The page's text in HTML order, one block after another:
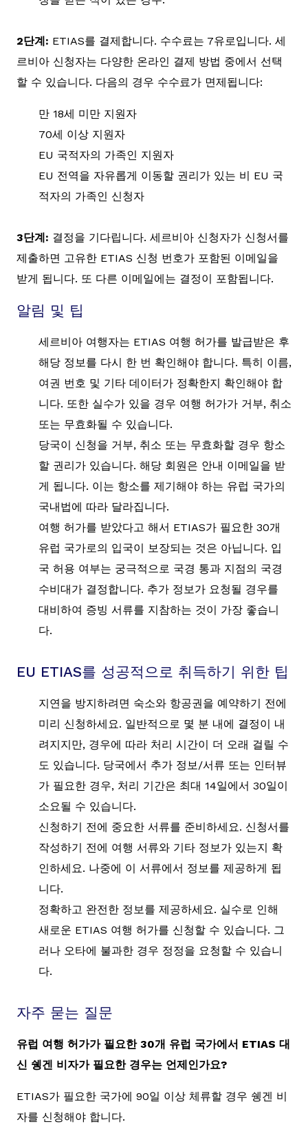
2단계: ETIAS를 결제합니다. 수수료는 7유로입니다. 세
르비아 신청자는 다양한 온라인 결제 방법 중에서 선택
할 수 있습니다. 다음의 경우 수수료가 면제됩니다:
만 18세 미만 지원자
70세 이상 지원자
EU 국적자의 가족인 지원자
EU 전역을 자유롭게 이동할 권리가 있는 비 EU 국
적자의 가족인 신청자
3단계: 결정을 기다립니다. 세르비아 신청자가 신청서를
제출하면 고유한 ETIAS 신청 번호가 포함된 이메일을
받게 됩니다. 또 다른 이메일에는 결정이 포함됩니다.
알림 및 팁
세르비아 여행자는 ETIAS 여행 허가를 발급받은 후
해당 정보를 다시 한 번 확인해야 합니다. 특히 이름,
여권 번호 및 기타 데이터가 정확한지 확인해야 합
니다. 또한 실수가 있을 경우 여행 허가가 거부, 취소
또는 무효화될 수 있습니다.
당국이 신청을 거부, 취소 또는 무효화할 경우 항소
할 권리가 있습니다. 해당 회원은 안내 이메일을 받
게 됩니다. 이는 항소를 제기해야 하는 유럽 국가의
국내법에 따라 달라집니다.
여행 허가를 받았다고 해서 ETIAS가 필요한 30개
유럽 국가로의 입국이 보장되는 것은 아닙니다. 입
국 허용 여부는 궁극적으로 국경 통과 지점의 국경
수비대가 결정합니다. 추가 정보가 요청될 경우를
대비하여 증빙 서류를 지참하는 것이 가장 좋습니
다.
EU ETIAS를 성공적으로 취득하기 위한 팁
지연을 방지하려면 숙소와 항공권을 예약하기 전에
미리 신청하세요. 일반적으로 몇 분 내에 결정이 내
려지지만, 경우에 따라 처리 시간이 더 오래 걸릴 수
도 있습니다. 당국에서 추가 정보/서류 또는 인터뷰
가 필요한 경우, 처리 기간은 최대 14일에서 30일이
소요될 수 있습니다.
신청하기 전에 중요한 서류를 준비하세요. 신청서를
작성하기 전에 여행 서류와 기타 정보가 있는지 확
인하세요. 나중에 이 서류에서 정보를 제공하게 됩
니다.
정확하고 완전한 정보를 제공하세요. 실수로 인해
새로운 ETIAS 여행 허가를 신청할 수 있습니다. 그
러나 오타에 불과한 경우 정정을 요청할 수 있습니
다.
자주 묻는 질문
유럽 여행 허가가 필요한 30개 유럽 국가에서 ETIAS 대
신 쉥겐 비자가 필요한 경우는 언제인가요?
ETIAS가 필요한 국가에 90일 이상 체류할 경우 쉥겐 비
자를 신청해야 합니다.